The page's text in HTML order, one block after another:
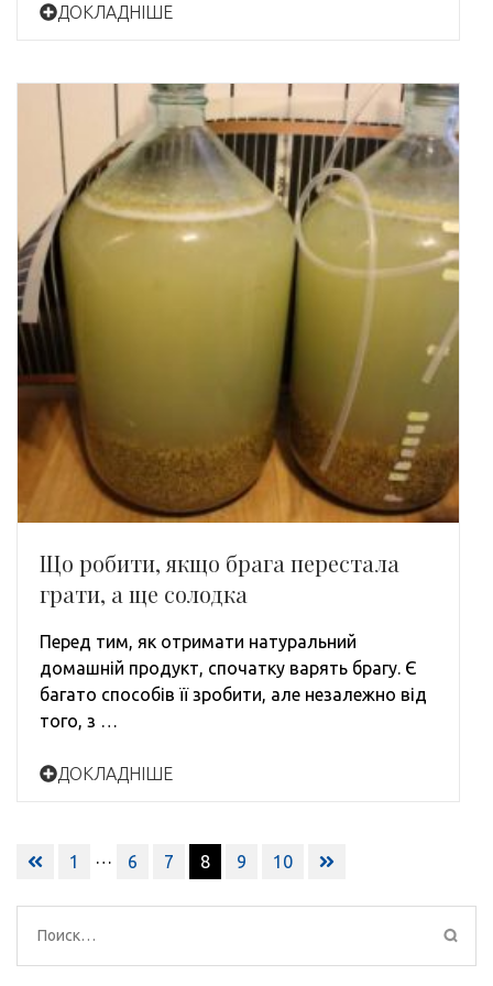
ДОКЛАДНІШЕ
Що робити, якщо брага перестала
грати, а ще солодка
Перед тим, як отримати натуральний
домашній продукт, спочатку варять брагу. Є
багато способів її зробити, але незалежно від
того, з …
ДОКЛАДНІШЕ
Навигация
записям
1 … 6 7 8 9 10
Найти: